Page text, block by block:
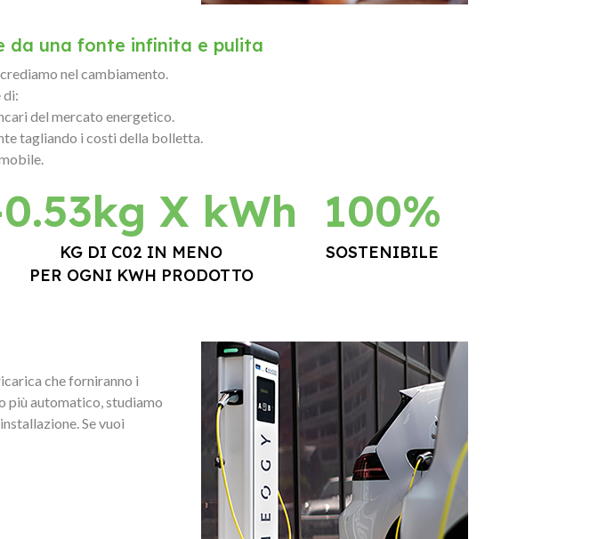
da una fonte infinita e pulita
nel cambiamento.
di:
del mercato energetico.
tagliando i costi della bolletta.
X kWh
KG DI C02 IN MENO
PER OGNI KWH PRODOTTO
100%
SOSTENIBILE
che forniranno i
più automatico, studiamo
Se vuoi